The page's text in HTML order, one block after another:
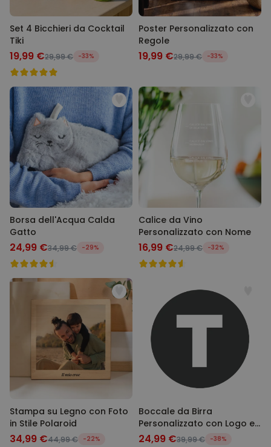
Set 4 Bicchieri da Cocktail
Tiki
19,99 €29,99 € -33%
Poster Personalizzato con
Regole
19,99 €29,99 € -33%
Borsa dell'Acqua Calda
Gatto
24,99 €34,99 € -29%
Calice da Vino
Personalizzato con Nome
16,99 €24,99 € -32%
Stampa su Legno con Foto
in Stile Polaroid
34,99 €44,99 € -22%
Boccale da Birra
Personalizzato con Logo e
Faccia
24,99 €39,99 € -38%